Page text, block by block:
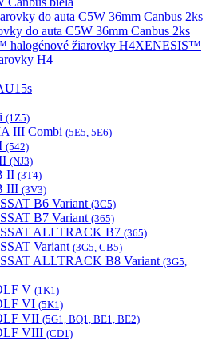
do auta C5W 36mm Canbus 2ks
XENESIS™
H4
(1Z5)
III Combi (5E5, 5E6)
(542)
(NJ3)
II (3T4)
III (3V3)
B6 Variant (3C5)
B7 Variant (365)
ALLTRACK B7 (365)
Variant (3G5, CB5)
ALLTRACK B8 Variant (3G5,
V (1K1)
VI (5K1)
VII (5G1, BQ1, BE1, BE2)
VIII (CD1)